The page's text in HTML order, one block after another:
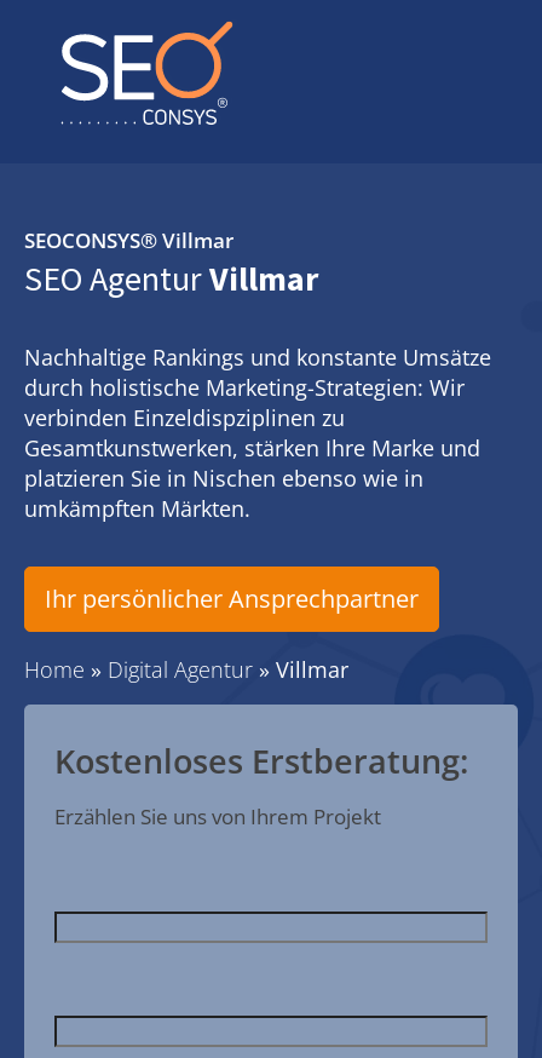
SEOCONSYS®Villmar
SEO AgenturVillmar
Nachhaltige Rankings und konstante Umsätze
durch holistische Marketing-Strategien: Wir
verbinden Einzeldispziplinen zu
Gesamtkunstwerken, stärken Ihre Marke und
platzieren Sie in Nischen ebenso wie in
umkämpften Märkten.
Ihr persönlicher Ansprechpartner
Home » Digital Agentur » Villmar
Kostenloses Erstberatung:
Erzählen Sie uns von Ihrem Projekt